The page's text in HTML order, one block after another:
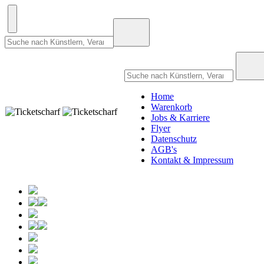
Home
Warenkorb
Jobs & Karriere
Flyer
Datenschutz
AGB's
Kontakt & Impressum